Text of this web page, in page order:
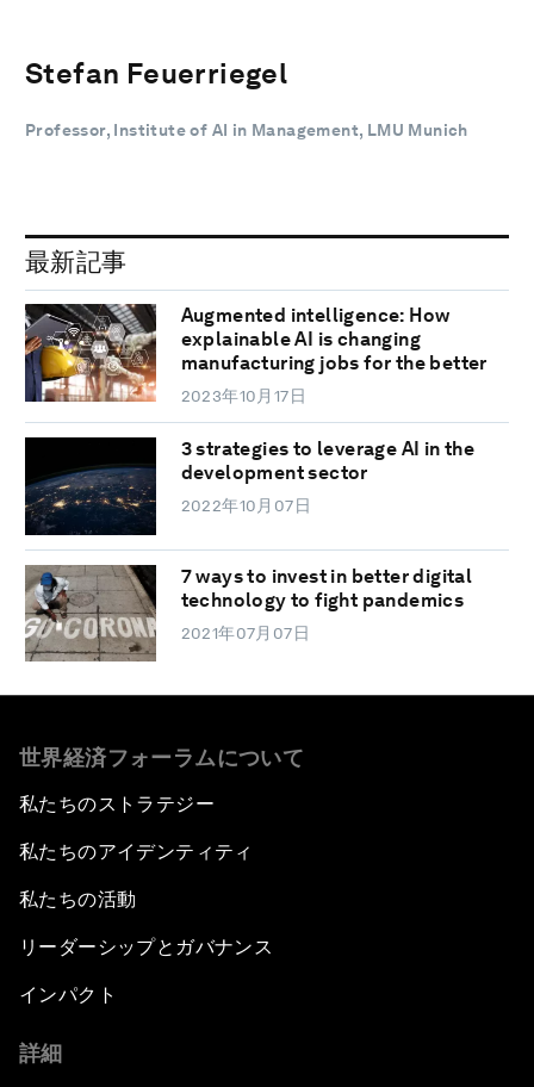
Stefan Feuerriegel
Professor, Institute of AI in Management, LMU Munich
最新記事
Augmented intelligence: How
explainable AI is changing
manufacturing jobs for the better
2023年10月17日
3 strategies to leverage AI in the
development sector
2022年10月07日
7 ways to invest in better digital
technology to fight pandemics
2021年07月07日
世界経済フォーラムについて
私たちのストラテジー
私たちのアイデンティティ
私たちの活動
リーダーシップとガバナンス
インパクト
詳細